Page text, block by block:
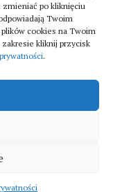
po kliknięciu
Twoim
cookies na Twoim
kliknij przycisk
.